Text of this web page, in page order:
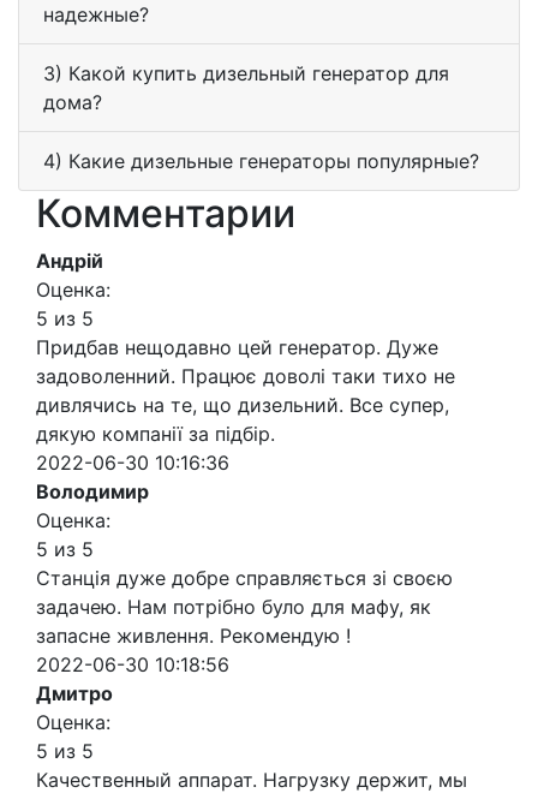
надежные?
3) Какой купить дизельный генератор для
дома?
4) Какие дизельные генераторы популярные?
Комментарии
Андрій
Оценка:
5 из 5
Придбав нещодавно цей генератор. Дуже
задоволенний. Працює доволі таки тихо не
дивлячись на те, що дизельний. Все супер,
дякую компанії за підбір.
2022-06-30 10:16:36
Володимир
Оценка:
5 из 5
Станція дуже добре справляється зі своєю
задачею. Нам потрібно було для мафу, як
запасне живлення. Рекомендую !
2022-06-30 10:18:56
Дмитро
Оценка:
5 из 5
Качественный аппарат. Нагрузку держит, мы